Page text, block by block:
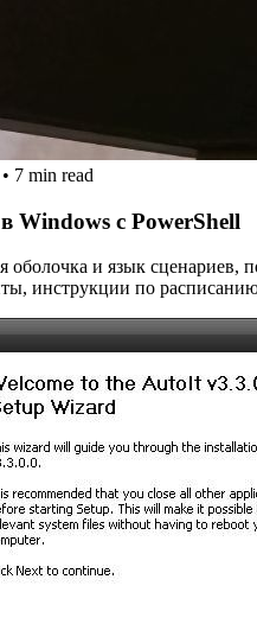
• 7 min read
Windows с PowerShell
оболочка и язык сценариев,
инструкции по